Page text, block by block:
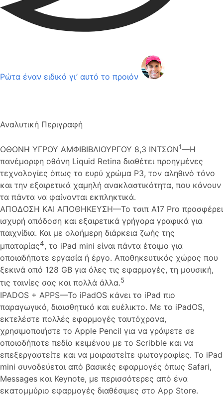
Ρώτα έναν ειδικό γι’ αυτό το προιόν
Αναλυτική Περιγραφή
ΟΘΟΝΗ ΥΓΡΟΥ ΑΜΦΙΒΙΒΛΙΟΥΡΓΟΥ 8,3 ΙΝΤΣΩΝ1—Η
πανέμορφη οθόνη Liquid Retina διαθέτει προηγμένες
τεχνολογίες όπως το ευρύ χρώμα P3, τον αληθινό τόνο
και την εξαιρετικά χαμηλή ανακλαστικότητα, που κάνουν
τα πάντα να φαίνονται εκπληκτικά.
ΑΠΟΔΟΣΗ ΚΑΙ ΑΠΟΘΗΚΕΥΣΗ—Το τσιπ A17 Pro προσφέρει
ισχυρή απόδοση και εξαιρετικά γρήγορα γραφικά για
παιχνίδια. Και με ολοήμερη διάρκεια ζωής της
μπαταρίας4, το iPad mini είναι πάντα έτοιμο για
οποιαδήποτε εργασία ή έργο. Αποθηκευτικός χώρος που
ξεκινά από 128 GB για όλες τις εφαρμογές, τη μουσική,
τις ταινίες σας και πολλά άλλα.5
IPADOS + APPS—Το iPadOS κάνει το iPad πιο
παραγωγικό, διαισθητικό και ευέλικτο. Με το iPadOS,
εκτελέστε πολλές εφαρμογές ταυτόχρονα,
χρησιμοποιήστε το Apple Pencil για να γράψετε σε
οποιοδήποτε πεδίο κειμένου με το Scribble και να
επεξεργαστείτε και να μοιραστείτε φωτογραφίες. Το iPad
mini συνοδεύεται από βασικές εφαρμογές όπως Safari,
Messages και Keynote, με περισσότερες από ένα
εκατομμύριο εφαρμογές διαθέσιμες στο App Store.